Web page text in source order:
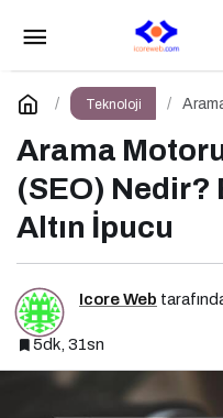
Teknoloji
Arama
(SEO) Nedir?
Altın İpucu
Icore Web
5dk, 31sn
Sosyal Medya
Medya Yönetimi İçin 10
Yorum Yap